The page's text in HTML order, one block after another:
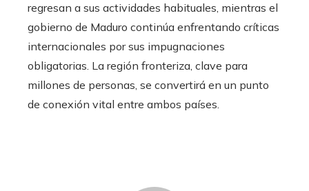
regresan a sus actividades habituales, mientras el
gobierno de Maduro continúa enfrentando críticas
internacionales por sus impugnaciones
obligatorias. La región fronteriza, clave para
millones de personas, se convertirá en un punto
de conexión vital entre ambos países.